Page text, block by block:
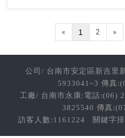
« 1 2 »
公司/ 台南市安定區新吉里
5933041~3 傳真
工廠/ 台南市永康:電話:(06)
3825540 傳真
訪客人數:1161224 關鍵字